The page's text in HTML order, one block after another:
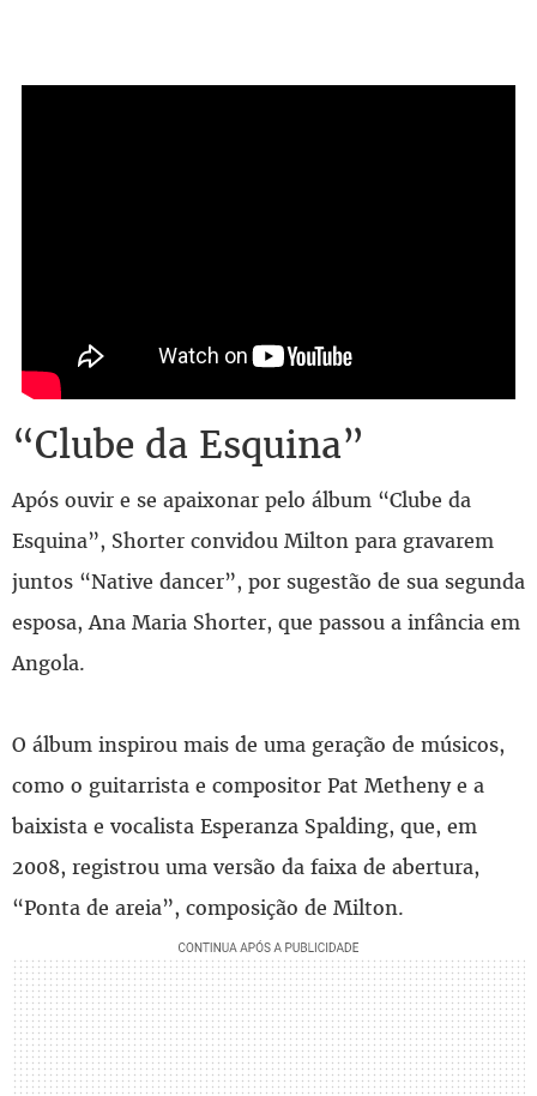
“Clube da Esquina”
Após ouvir e se apaixonar pelo álbum “Clube da
Esquina”, Shorter convidou Milton para gravarem
juntos “Native dancer”, por sugestão de sua segunda
esposa, Ana Maria Shorter, que passou a infância em
Angola.
O álbum inspirou mais de uma geração de músicos,
como o guitarrista e compositor Pat Metheny e a
baixista e vocalista Esperanza Spalding, que, em
2008, registrou uma versão da faixa de abertura,
“Ponta de areia”, composição de Milton.